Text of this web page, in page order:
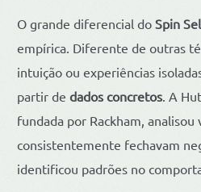
O grande diferencial doSpin
empírica. Diferente de outras
intuição ou experiências
partir dedados concretos . A
fundada por Rackham, analisou
consistentemente fechavam
identificou padrões no